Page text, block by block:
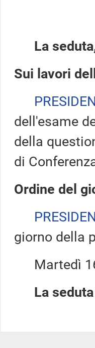
La
Sui lavori
dell'esame
della
di
Ordine del
giorno della
Martedì 16
La